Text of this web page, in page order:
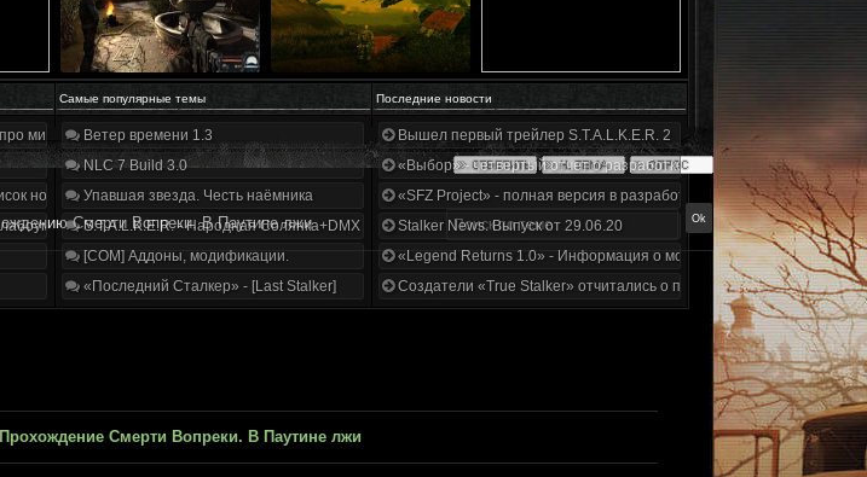
Самые популярные темы Последние новости
мир, геймплей и сюжет | Разбор трейлера
нововведений
и отвага
Ветер времени 1.3
NLC 7 Build 3.0
Упавшая звезда. Честь наёмника
S.T.A.L.K.E.R. - Народная Солянка+DMX 1.3.5.ООП.МА.К.
[COM] Аддоны, модификации.
«Последний Сталкер» - [Last Stalker]
Вышел первый трейлер S.T.A.L.K.E.R. 2
«Выбор» - четвертый отчет о разработке!
«SFZ Project» - полная версия в разработке!
Stalker News. Выпуск от 29.06.20
«Legend Returns 1.0» - Информация о моде за июнь 2020
Создатели «True Stalker» отчитались о проделанной работе
Смерти Вопреки. В Паутине лжи
Прохождение Смерти Вопреки. В Паутине лжи